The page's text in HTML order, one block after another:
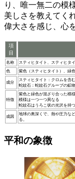
り、唯一無二の模
美しさを教えてく
偉大さを感じ、心
項
目
名称
スティヒタイト、スティヒタ
色
紫色（スティヒタイト）、緑色
成分
スティヒタイト：クロムを含
蛇紋石：蛇紋石グループの鉱物
特徴
紫色と緑色が混ざり合った模様
模様は一つ一つ異なる
蛇紋石はうろこ状の光沢を持つ
成因
地球の奥深くで、熱や圧力な
る。
平和の象徴